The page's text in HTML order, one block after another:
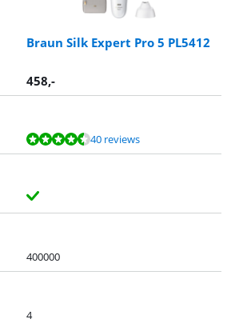
Braun Silk Expert Pro 5 PL5412
458,-
40 reviews
400000
4